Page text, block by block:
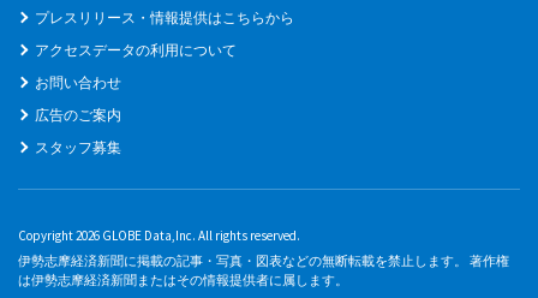
プレスリリース・情報提供はこちらから
アクセスデータの利用について
お問い合わせ
広告のご案内
スタッフ募集
Copyright 2026 GLOBE Data,Inc. All rights reserved.
伊勢志摩経済新聞に掲載の記事・写真・図表などの無断転載を禁止します。 著作権
は伊勢志摩経済新聞またはその情報提供者に属します。